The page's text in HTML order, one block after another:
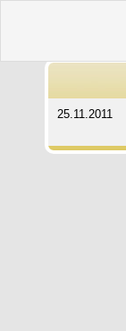
25.11.2011